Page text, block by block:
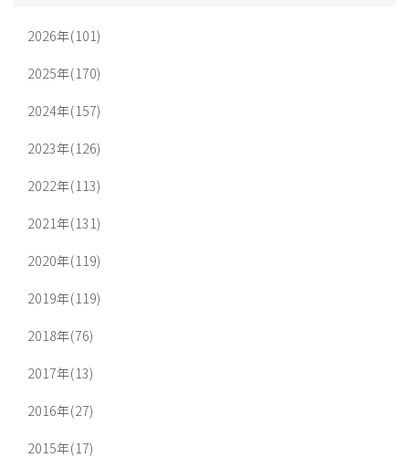
2026年(101)
2025年(170)
2024年(157)
2023年(126)
2022年(113)
2021年(131)
2020年(119)
2019年(119)
2018年(76)
2017年(13)
2016年(27)
2015年(17)